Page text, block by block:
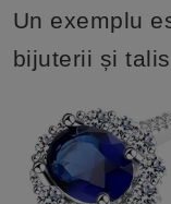
Un exemplu
bijuterii și